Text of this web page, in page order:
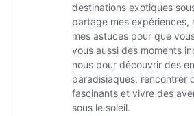
destinations exotiques
partage mes expériences,
mes astuces pour que
vous aussi des moments
nous pour découvrir des
paradisiaques, rencontrer
fascinants et vivre des
sous le soleil.